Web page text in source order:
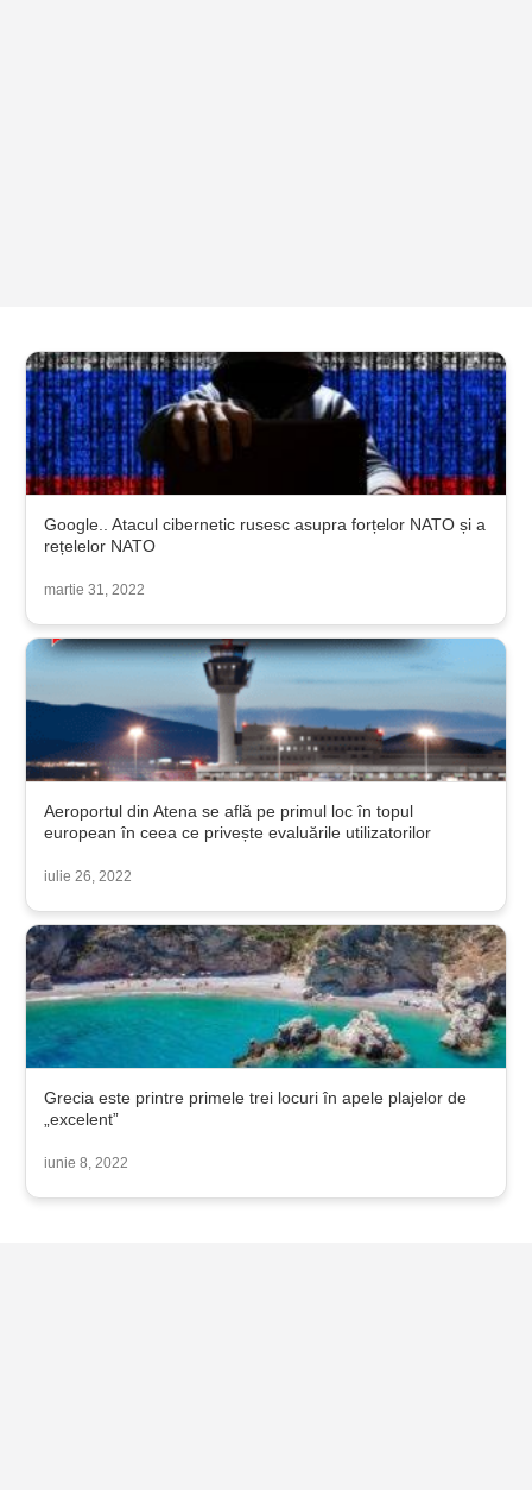
Google.. Atacul cibernetic rusesc asupra forțelor NATO și a
rețelelor NATO
martie 31, 2022
Aeroportul din Atena se află pe primul loc în topul
european în ceea ce privește evaluările utilizatorilor
iulie 26, 2022
Grecia este printre primele trei locuri în apele plajelor de
„excelent”
iunie 8, 2022